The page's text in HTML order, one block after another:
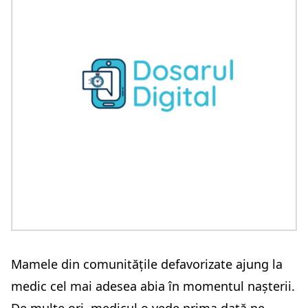
Mamele din comunitățile defavorizate ajung la
medic cel mai adesea abia în momentul nașterii.